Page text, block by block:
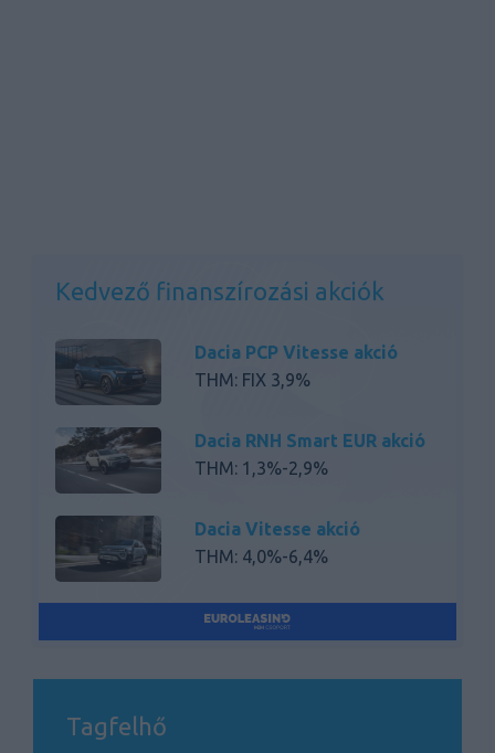
Kedvező finanszírozási akciók
Dacia PCP Vitesse akció
THM: FIX 3,9%
Dacia RNH Smart EUR akció
THM: 1,3%-2,9%
Dacia Vitesse akció
THM: 4,0%-6,4%
Dacia RNH Basic akció
THM: 5,9% - 30,2%
Tagfelhő